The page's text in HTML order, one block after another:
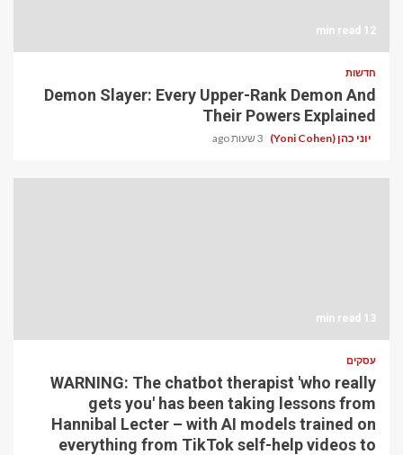
12 min read
חדשות
Demon Slayer: Every Upper-Rank Demon And
Their Powers Explained
יוני כהן (Yoni Cohen) 3 שעות ago
13 min read
עסקים
WARNING: The chatbot therapist 'who really
gets you' has been taking lessons from
Hannibal Lecter – with AI models trained on
everything from TikTok self-help videos to